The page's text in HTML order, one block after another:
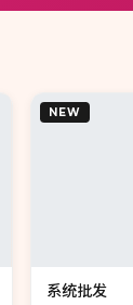
NEW
系统批发